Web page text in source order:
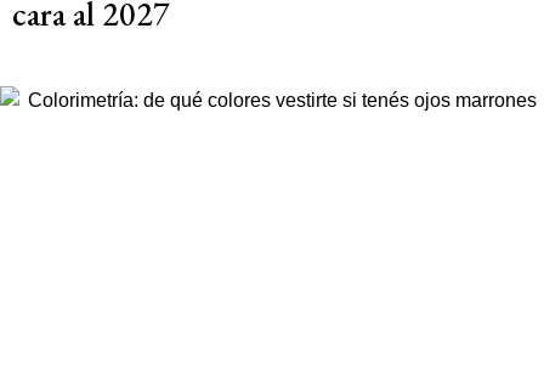
cara al 2027